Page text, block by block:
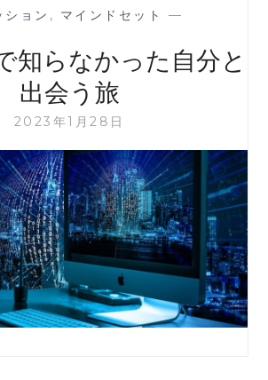
ション , マインドセット —
知らなかった自分と
出会う旅
2023年1月28日